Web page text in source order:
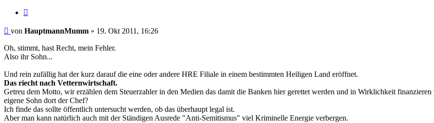
Beitrag
von HauptmannMumm » 19. Okt 2011, 16:26
Oh, stimmt, hast Recht, mein Fehler.
Also ihr Sohn...
Und rein zufällig hat der kurz darauf die eine oder andere HRE Filiale in einem bestimmten Heiligen Land eröffnet.
Das riecht nach Vetternwirtschaft.
Getreu dem Motto, wir erzählen dem Steuerzahler in den Medien das damit die Banken hier gerettet werden und in Wirklichkeit
eigene Sohn dort der Chef?
Ich finde das sollte öffentlich untersucht werden, ob das überhaupt legal ist.
Aber man kann natürlich auch mit der Ständigen Ausrede "Anti-Semitismus" viel Kriminelle Energie verbergen.